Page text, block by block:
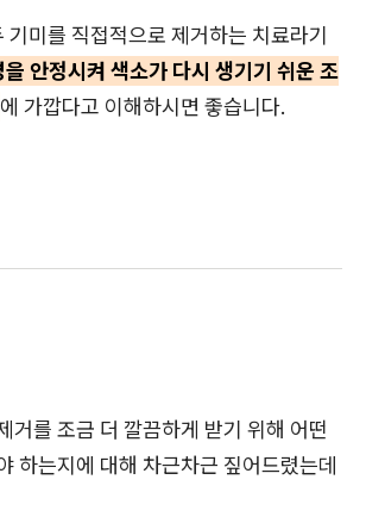
기미를 직접적으로 제거하는 치료라기
안정시켜 색소가 다시 생기기 쉬운 조
에 가깝다고 이해하시면 좋습니다.
거를 조금 더 깔끔하게 받기 위해 어떤
하는지에 대해 차근차근 짚어드렸는데